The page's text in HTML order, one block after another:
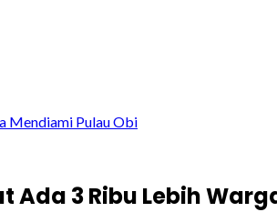
Mendiami Pulau Obi
Ada 3 Ribu Lebih